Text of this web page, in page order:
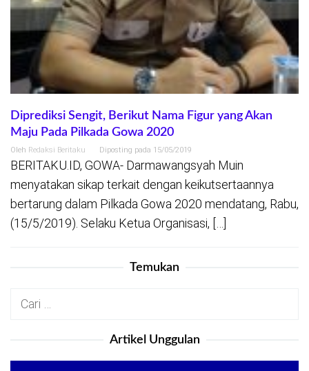
Diprediksi Sengit, Berikut Nama Figur yang Akan
Maju Pada Pilkada Gowa 2020
Oleh Redaksi Beritaku Diposting pada 15/05/2019
BERITAKU.ID, GOWA- Darmawangsyah Muin
menyatakan sikap terkait dengan keikutsertaannya
bertarung dalam Pilkada Gowa 2020 mendatang, Rabu,
(15/5/2019). Selaku Ketua Organisasi, […]
Temukan
Cari
Artikel Unggulan